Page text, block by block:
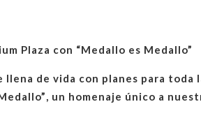
Plaza con “Medallo es Medallo”
llena de vida con planes para toda
, un homenaje único a